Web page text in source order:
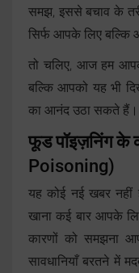
समझ, इससे बचाव के
सिर्फ आपके लिए बल्कि
तो चलिए, आज हम
बल्कि आपको यह भी
का आनंद उठा सकते हैं।
फूड पॉइज़निंग के
Poisoning)
यह कोई नई खबर नहीं
खाना कई बार आपके
कारणों को समझना
सावधानियाँ बरतने में